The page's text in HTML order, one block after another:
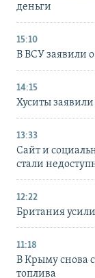
деньги
15:10
В ВСУ заявили
14:15
Хуситы
13:33
Сайт и
стали
12:22
Британия
11:18
В Крыму снова
топлива